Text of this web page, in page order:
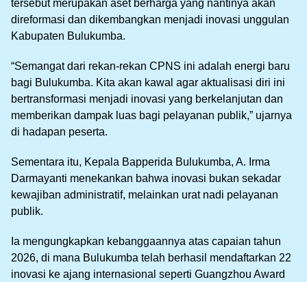
tersebut merupakan aset berharga yang nantinya akan
direformasi dan dikembangkan menjadi inovasi unggulan
Kabupaten Bulukumba.
“Semangat dari rekan-rekan CPNS ini adalah energi baru
bagi Bulukumba. Kita akan kawal agar aktualisasi diri ini
bertransformasi menjadi inovasi yang berkelanjutan dan
memberikan dampak luas bagi pelayanan publik,” ujarnya
di hadapan peserta.
Sementara itu, Kepala Bapperida Bulukumba, A. Irma
Darmayanti menekankan bahwa inovasi bukan sekadar
kewajiban administratif, melainkan urat nadi pelayanan
publik.
Ia mengungkapkan kebanggaannya atas capaian tahun
2026, di mana Bulukumba telah berhasil mendaftarkan 22
inovasi ke ajang internasional seperti Guangzhou Award